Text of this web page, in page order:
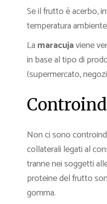
Se il frutto è acerbo,
temperatura
La maracujaviene
in base al tipo di
(supermercato,
Non ci sono
collaterali legati al
tranne nei soggetti
proteine del frutto
gomma.